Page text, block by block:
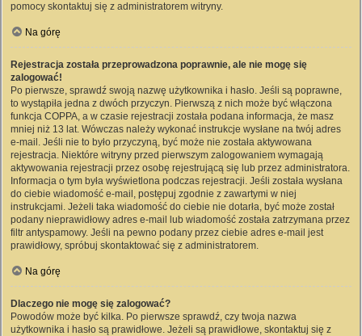
pomocy skontaktuj się z administratorem witryny.
Na górę
Rejestracja została przeprowadzona poprawnie, ale nie mogę się
zalogować!
Po pierwsze, sprawdź swoją nazwę użytkownika i hasło. Jeśli są poprawne,
to wystąpiła jedna z dwóch przyczyn. Pierwszą z nich może być włączona
funkcja COPPA, a w czasie rejestracji została podana informacja, że masz
mniej niż 13 lat. Wówczas należy wykonać instrukcje wysłane na twój adres
e-mail. Jeśli nie to było przyczyną, być może nie została aktywowana
rejestracja. Niektóre witryny przed pierwszym zalogowaniem wymagają
aktywowania rejestracji przez osobę rejestrującą się lub przez administratora.
Informacja o tym była wyświetlona podczas rejestracji. Jeśli została wysłana
do ciebie wiadomość e-mail, postępuj zgodnie z zawartymi w niej
instrukcjami. Jeżeli taka wiadomość do ciebie nie dotarła, być może został
podany nieprawidłowy adres e-mail lub wiadomość została zatrzymana przez
filtr antyspamowy. Jeśli na pewno podany przez ciebie adres e-mail jest
prawidłowy, spróbuj skontaktować się z administratorem.
Na górę
Dlaczego nie mogę się zalogować?
Powodów może być kilka. Po pierwsze sprawdź, czy twoja nazwa
użytkownika i hasło są prawidłowe. Jeżeli są prawidłowe, skontaktuj się z